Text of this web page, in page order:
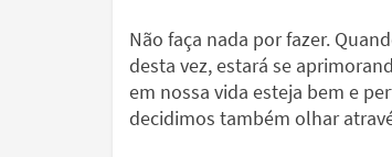
Não faça nada por fazer.
desta vez, estará se
em nossa vida esteja bem e
decidimos também olhar